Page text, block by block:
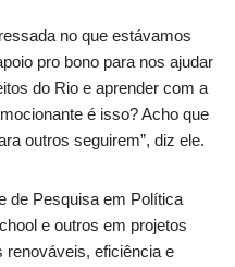
no que estávamos
pro bono para nos ajudar
do Rio e aprender com a
é isso? Acho que
outros seguirem”, diz ele.
de Pesquisa em Política
e outros em projetos
renováveis, eficiência e